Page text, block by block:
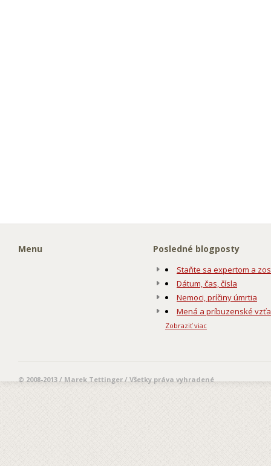
Menu Posledné blogposty
Staňte sa expertom a
Dátum, čas, čísla
Nemoci, príčiny úmrtia
Mená a príbuzenské
Zobraziť viac
© 2008-2013 / Marek Tettinger / Všetky práva vyhradené